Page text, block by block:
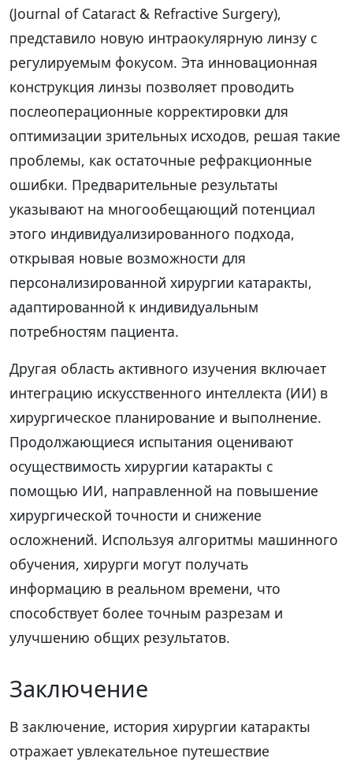
(Journal of Cataract & Refractive Surgery),
представило новую интраокулярную линзу с
регулируемым фокусом. Эта инновационная
конструкция линзы позволяет проводить
послеоперационные корректировки для
оптимизации зрительных исходов, решая такие
проблемы, как остаточные рефракционные
ошибки. Предварительные результаты
указывают на многообещающий потенциал
этого индивидуализированного подхода,
открывая новые возможности для
персонализированной хирургии катаракты,
адаптированной к индивидуальным
потребностям пациента.
Другая область активного изучения включает
интеграцию искусственного интеллекта (ИИ) в
хирургическое планирование и выполнение.
Продолжающиеся испытания оценивают
осуществимость хирургии катаракты с
помощью ИИ, направленной на повышение
хирургической точности и снижение
осложнений. Используя алгоритмы машинного
обучения, хирурги могут получать
информацию в реальном времени, что
способствует более точным разрезам и
улучшению общих результатов.
Заключение
В заключение, история хирургии катаракты
отражает увлекательное путешествие